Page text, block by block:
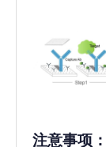
注意事项 ：